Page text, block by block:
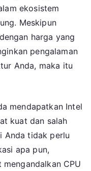
ekosistem
Meskipun
harga yang
pengalaman
Anda, maka itu
mendapatkan Intel
kuat dan salah
Anda tidak perlu
apa pun,
CPU